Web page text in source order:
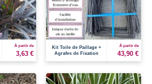
À partir de
3,63 €
Kit Toile de Paillage +
Agrafes de Fixation
À partir de
43,90 €